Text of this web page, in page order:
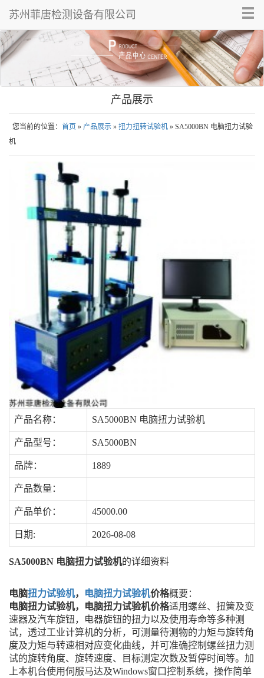
苏州菲唐检测设备有限公司
产品展示
您当前的位置： 首页 » 产品展示 » 扭力扭转试验机 » SA5000BN 电脑扭力试验
机
产品名称： SA5000BN 电脑扭力试验机
产品型号： SA5000BN
品牌： 1889
产品数量：
产品单价： 45000.00
日期: 2026-08-08
SA5000BN 电脑扭力试验机的详细资料
电脑扭力试验机， 电脑扭力试验机价格概要：
电脑扭力试验机，电脑扭力试验机价格适用螺丝、扭簧及变
速器及汽车旋钮，电器旋钮的扭力以及使用寿命等多种测
试，透过工业计算机的分析，可测量待测物的力矩与旋转角
度及力矩与转速相对应变化曲线，并可准确控制螺丝扭力测
试的旋转角度、旋转速度、目标测定次数及暂停时间等。加
上本机台使用伺服马达及Windows窗口控制系统，操作简单